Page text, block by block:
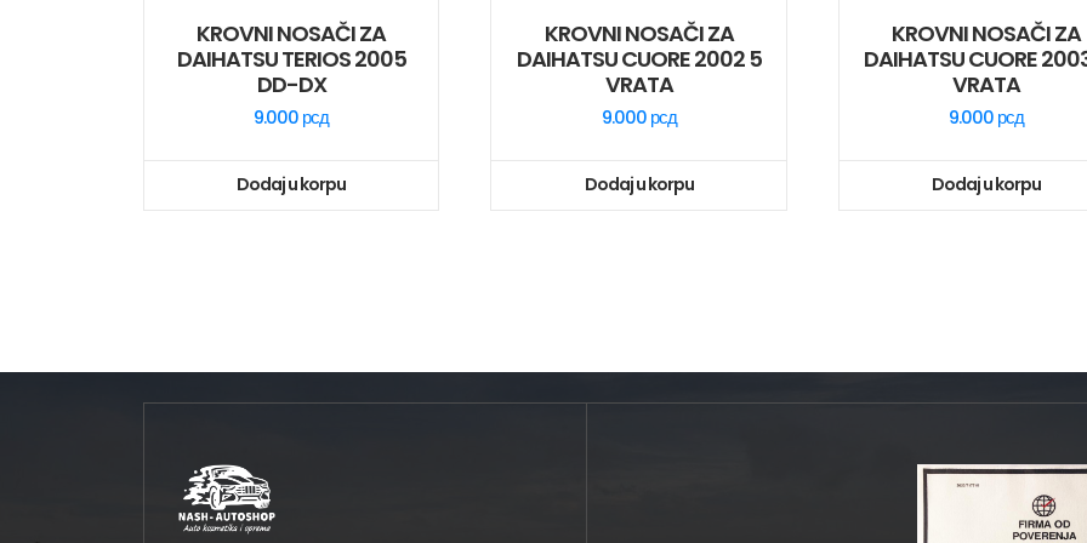
KROVNI NOSAČI ZA
DAIHATSU TERIOS 2005
DD-DX
9.000 рсд
Dodaj u korpu
KROVNI NOSAČI ZA
DAIHATSU CUORE 2002 5
VRATA
9.000 рсд
Dodaj u korpu
KROVNI NOSAČI ZA
DAIHATSU CUORE
VRATA
9.000 рсд
Dodaj u korpu